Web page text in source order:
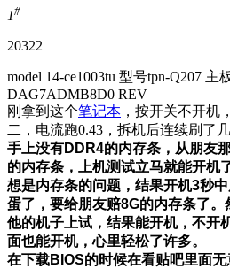
1#
20322
model 14-ce1003tu 型号tpn-Q207 主
DAG7ADMB8D0 REV
刚拿到这个笔记本 ，按开关不开机
二，电流跑0.43，拆机后连续刷了
手上没有DDR4的内存条，从朋友
的内存条，上机测试立马就能开机
想是内存条的问题，结果开机3秒
蛋了，要给朋友赔8G的内存条了
他的机子上试，结果能开机，不开
面也能开机，心里轻松了许多。
在下载BIOS的时候在看贴吧里面